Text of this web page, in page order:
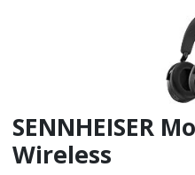
SENNHEISER
Wireless